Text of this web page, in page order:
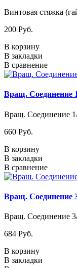
Винтовая стяжка
200 Pуб.
В корзину
В закладки
В сравнение
Вращ. Соединение
Вращ. Соединение
660 Pуб.
В корзину
В закладки
В сравнение
Вращ. Соединение
Вращ. Соединение
684 Pуб.
В корзину
В закладки